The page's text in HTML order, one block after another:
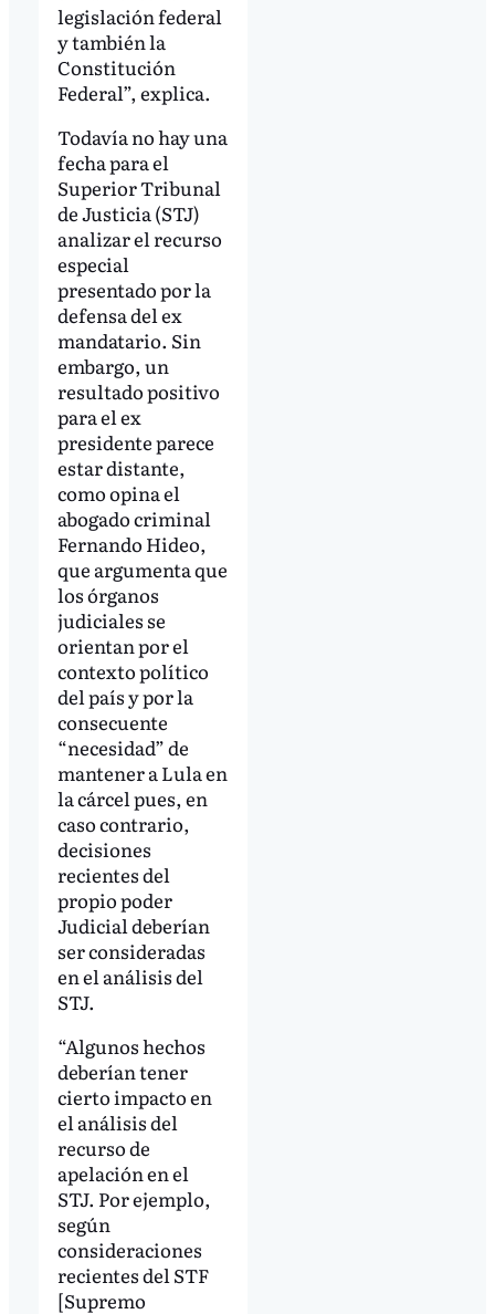
legislación federal
y también la
Constitución
Federal”, explica.
Todavía no hay una
fecha para el
Superior Tribunal
de Justicia (STJ)
analizar el recurso
especial
presentado por la
defensa del ex
mandatario. Sin
embargo, un
resultado positivo
para el ex
presidente parece
estar distante,
como opina el
abogado criminal
Fernando Hideo,
que argumenta que
los órganos
judiciales se
orientan por el
contexto político
del país y por la
consecuente
“necesidad” de
mantener a Lula en
la cárcel pues, en
caso contrario,
decisiones
recientes del
propio poder
Judicial deberían
ser consideradas
en el análisis del
STJ.
“Algunos hechos
deberían tener
cierto impacto en
el análisis del
recurso de
apelación en el
STJ. Por ejemplo,
según
consideraciones
recientes del STF
[Supremo